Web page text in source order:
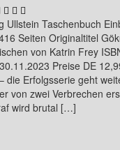
Ullstein Taschenbuch
Seiten Originaltitel
von Katrin Frey
Preise DE
die Erfolgsserie geht
von zwei Verbrechen
wird brutal […]